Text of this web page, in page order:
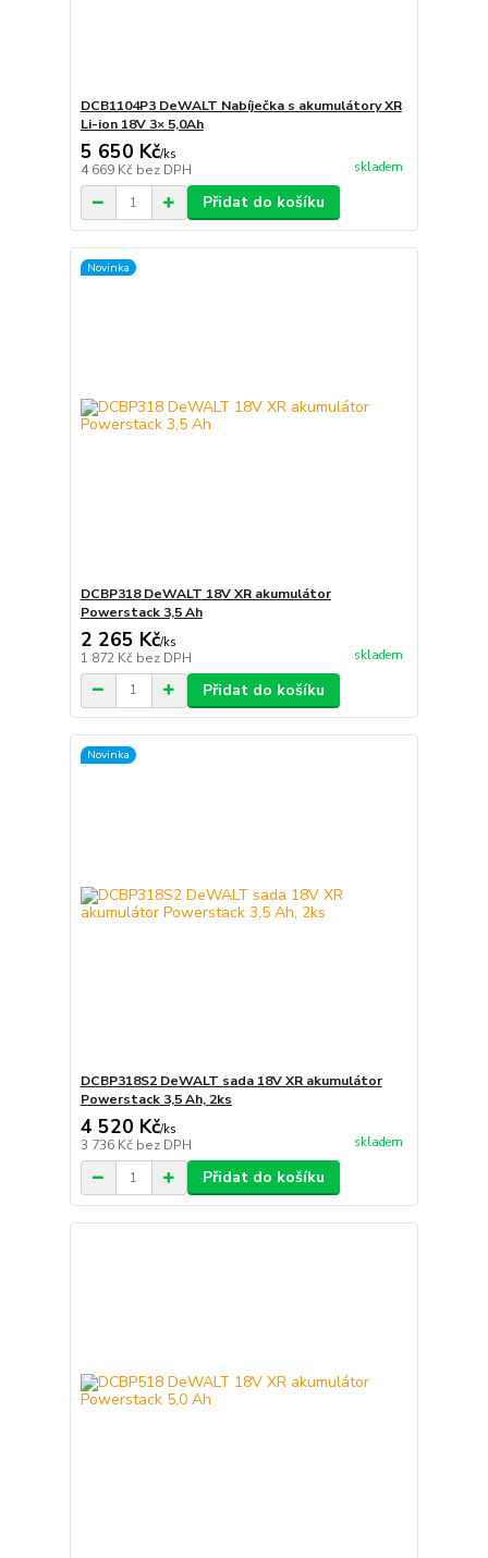
DCB1104P3 DeWALT Nabíječka s akumulátory XR
Li-ion 18V 3× 5,0Ah
5 650 Kč/ks
4 669 Kč bez DPH skladem
Přidat do košíku
Novinka
DCBP318 DeWALT 18V XR akumulátor
Powerstack 3,5 Ah
2 265 Kč/ks
1 872 Kč bez DPH skladem
Přidat do košíku
Novinka
DCBP318S2 DeWALT sada 18V XR akumulátor
Powerstack 3,5 Ah, 2ks
4 520 Kč/ks
3 736 Kč bez DPH skladem
Přidat do košíku